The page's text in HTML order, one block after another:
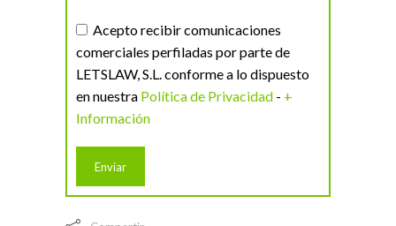
Acepto recibir comunicaciones
comerciales perfiladas por parte de
LETSLAW, S.L. conforme a lo dispuesto
en nuestra Política de Privacidad - +
Información